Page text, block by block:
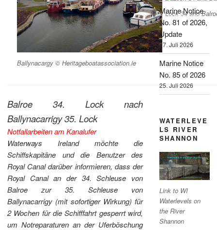
Ballynacargy © Heritageboatassociation.ie
Lock 34 and
Balroe 34. Lock nach
Ballynacarrigy 35. Lock
Notfallarbeiten am Kanalufer
Waterways Ireland möchte die
Schiffskapitäne und die Benutzer des
Royal Canal darüber informieren, dass der
Royal Canal an der 34. Schleuse von
Balroe zur 35. Schleuse von
Ballynacarrigy (mit sofortiger Wirkung) für
2 Wochen für die Schifffahrt gesperrt wird,
um Notreparaturen an der Uferböschung
Marine Notice
No. 81 of 2026,
Update
27. Juli 2026
Marine Notice
No. 85 of 2026
25. Juli 2026
WATERLEVE
LS RIVER
SHANNON
Link to WI
Waterlevels on
the River
Shannon